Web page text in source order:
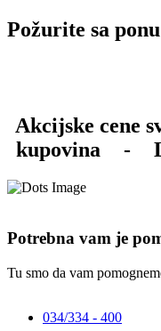
Požurite sa
Akcijske cene
kupovina
-
Potrebna vam je
Tu smo da vam
034/334 - 400